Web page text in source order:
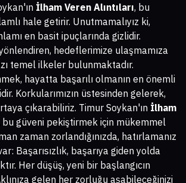
İlham Veren Alıntıları, bu
hale getirir. Unutmamalıyız ki,
en basit ipuçlarında gizlidir.
hedeflerimize ulaşmamıza
temel ilkeler bulunmaktadır.
hayatta başarılı olmanın en önemli
Korkularımızın üstesinden gelerek,
çıkarabiliriz. Timur Soykan'ın İlham
bu güveni pekiştirmek için mükemmel
zaman zorlandığınızda, hatırlamanız
Başarısızlık, başarıya giden yolda
Her düşüş, yeni bir başlangıcın
gelen her zorluğu aşabileceğinizi